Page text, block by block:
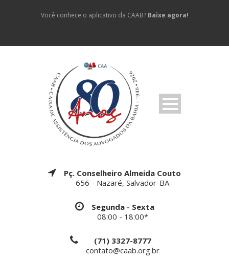
Você conhece o aplicativo da CAAB? Baixe agora!
Pç. Conselheiro Almeida Couto
656 - Nazaré, Salvador-BA
Segunda - Sexta
08:00 - 18:00*
(71) 3327-8777
contato@caab.org.br